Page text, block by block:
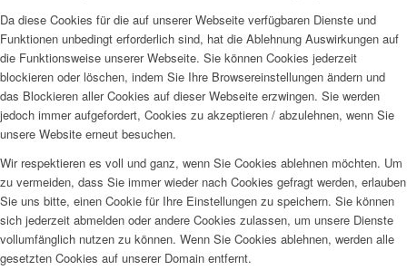
Da diese Cookies für die auf unserer Webseite verfügbaren Dienste und
Funktionen unbedingt erforderlich sind, hat die Ablehnung Auswirkungen auf
die Funktionsweise unserer Webseite. Sie können Cookies jederzeit
blockieren oder löschen, indem Sie Ihre Browsereinstellungen ändern und
das Blockieren aller Cookies auf dieser Webseite erzwingen. Sie werden
jedoch immer aufgefordert, Cookies zu akzeptieren / abzulehnen, wenn Sie
unsere Website erneut besuchen.
Wir respektieren es voll und ganz, wenn Sie Cookies ablehnen möchten. Um
zu vermeiden, dass Sie immer wieder nach Cookies gefragt werden, erlauben
Sie uns bitte, einen Cookie für Ihre Einstellungen zu speichern. Sie können
sich jederzeit abmelden oder andere Cookies zulassen, um unsere Dienste
vollumfänglich nutzen zu können. Wenn Sie Cookies ablehnen, werden alle
gesetzten Cookies auf unserer Domain entfernt.